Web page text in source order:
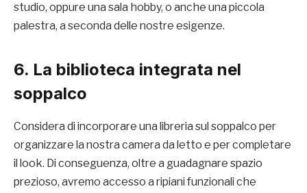
studio, oppure una sala hobby, o anche una piccola
palestra, a seconda delle nostre esigenze.
6. La biblioteca integrata nel
soppalco
Considera di incorporare una libreria sul soppalco per
organizzare la nostra camera da letto e per completare
il look. Di conseguenza, oltre a guadagnare spazio
prezioso, avremo accesso a ripiani funzionali che